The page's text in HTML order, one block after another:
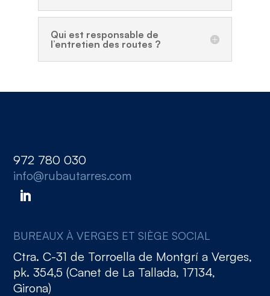
Qui est responsable de
l’entretien des routes ?
972 780 030
info@rubautarres.com
BUREAUX À VERGES ET SIÈGE SOCIAL
Ctra. C-31 de Torroella de Montgrí a Verges,
pk. 354,5 (Canet de La Tallada, 17134,
Girona)